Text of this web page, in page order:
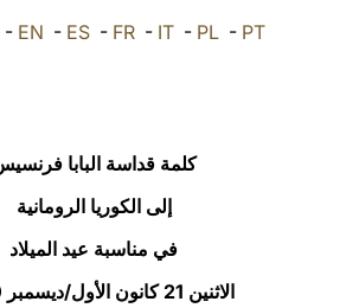
- EN - ES - FR - IT - PL - PT
كلمة قداسة البابا
إلى الكوريا الرومانية
في مناسبة عيد الميلاد
الاثنين 21 كانون الأول/ديسمبر 2020